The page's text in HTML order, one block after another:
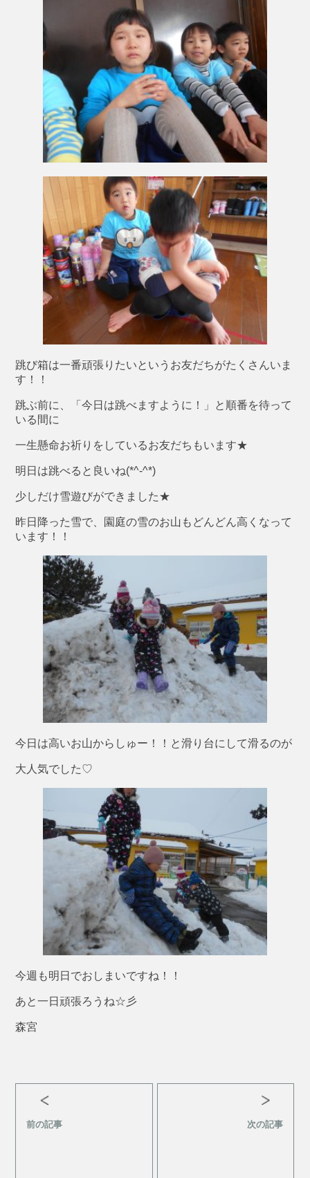
跳び箱は一番頑張りたいというお友だちがたくさんいま
す！！
跳ぶ前に、「今日は跳べますように！」と順番を待って
いる間に
一生懸命お祈りをしているお友だちもいます★
明日は跳べると良いね(*^-^*)
少しだけ雪遊びができました★
昨日降った雪で、園庭の雪のお山もどんどん高くなって
います！！
今日は高いお山からしゅー！！と滑り台にして滑るのが
大人気でした♡
今週も明日でおしまいですね！！
あと一日頑張ろうね☆彡
森宮
前の記事 次の記事